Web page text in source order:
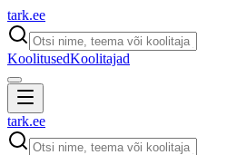
tark.ee
KoolitusedKoolitajad
tark.ee